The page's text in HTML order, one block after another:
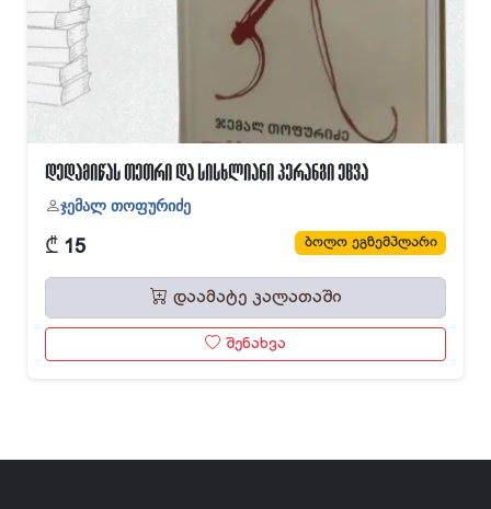
დედამიწას თეთრი და სისხლიანი პერანგი ეცვა
ჯემალ თოფურიძე
₾ 15 ბოლო ეგზემპლარი
დაამატე კალათაში
შენახვა